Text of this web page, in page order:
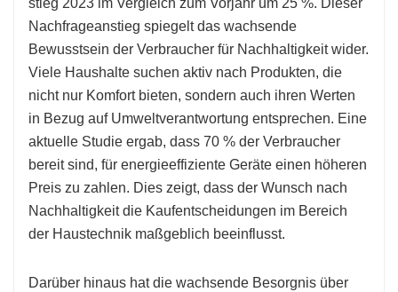
stieg 2023 im Vergleich zum Vorjahr um 25 %. Dieser
Nachfrageanstieg spiegelt das wachsende
Bewusstsein der Verbraucher für Nachhaltigkeit wider.
Viele Haushalte suchen aktiv nach Produkten, die
nicht nur Komfort bieten, sondern auch ihren Werten
in Bezug auf Umweltverantwortung entsprechen. Eine
aktuelle Studie ergab, dass 70 % der Verbraucher
bereit sind, für energieeffiziente Geräte einen höheren
Preis zu zahlen. Dies zeigt, dass der Wunsch nach
Nachhaltigkeit die Kaufentscheidungen im Bereich
der Haustechnik maßgeblich beeinflusst.
Darüber hinaus hat die wachsende Besorgnis über